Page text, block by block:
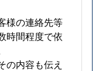
様の連絡先等
時間程度で依
の内容も伝え